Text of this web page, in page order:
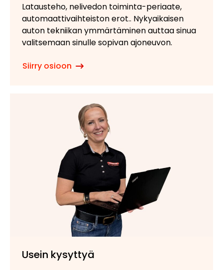
Latausteho, nelivedon toiminta-periaate,
automaattivaihteiston erot.. Nykyaikaisen
auton tekniikan ymmärtäminen auttaa sinua
valitsemaan sinulle sopivan ajoneuvon.
Siirry osioon
Usein kysyttyä